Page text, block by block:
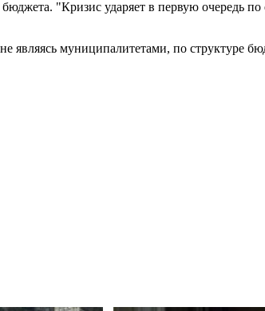
"Кризис ударяет в первую очередь
являясь муниципалитетами, по структуре